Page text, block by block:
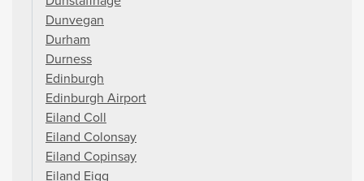
Dunvegan
Durham
Durness
Edinburgh
Edinburgh Airport
Eiland Coll
Eiland Colonsay
Eiland Copinsay
Eiland Eigg